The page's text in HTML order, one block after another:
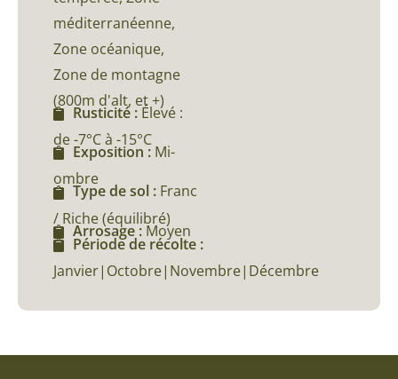
méditerranéenne,
Zone océanique,
Zone de montagne
(800m d'alt, et +)
Rusticité : Élevé :
de -7°C à -15°C
Exposition : Mi-
ombre
Type de sol : Franc
/ Riche (équilibré)
Arrosage :Moyen
Période de récolte :
Janvier|Octobre|Novembre|Décembre